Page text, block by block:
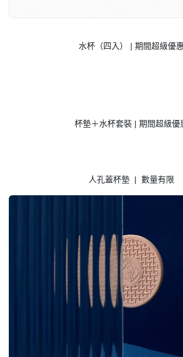
水杯（四入） | 期間超級優惠
杯墊＋水杯套裝 | 期間超級優
人孔蓋杯墊 | 數量有限